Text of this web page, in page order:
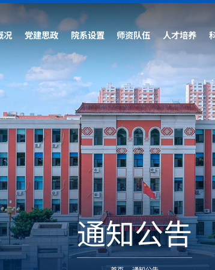
况 党建思政 院系设置 师资队伍 人才培养
通知公告